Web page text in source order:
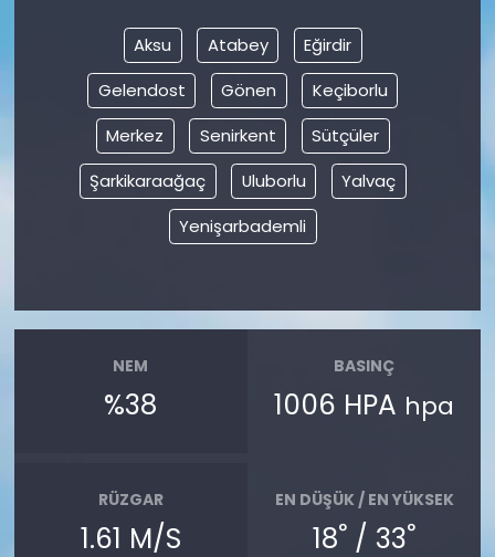
Aksu Atabey
Eğirdir
Gelendost
Gönen
Keçiborlu
Merkez
Senirkent
Sütçüler
Şarkikaraağaç
Uluborlu
Yalvaç
Yenişarbademli
NEM
%38
BASINÇ
1006 HPA hpa
RÜZGAR
1.61 M/S
EN DÜŞÜK / EN YÜKSEK
18° / 33°